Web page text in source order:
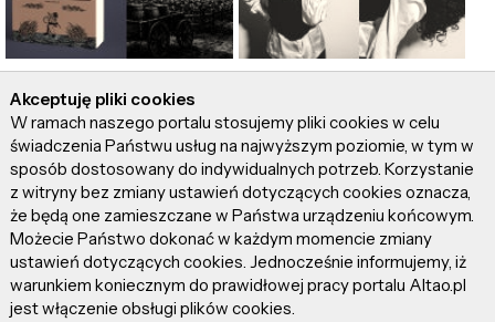
"James" – niewolnik,
który chciał być
Człowiekiem!
posłuchaj
najnowszego singla
Natalii MOT
Akceptuję pliki cookies
W ramach naszego portalu stosujemy pliki cookies w celu
świadczenia Państwu usług na najwyższym poziomie, w tym w
sposób dostosowany do indywidualnych potrzeb. Korzystanie
z witryny bez zmiany ustawień dotyczących cookies oznacza,
że będą one zamieszczane w Państwa urządzeniu końcowym.
Możecie Państwo dokonać w każdym momencie zmiany
ustawień dotyczących cookies. Jednocześnie informujemy, iż
warunkiem koniecznym do prawidłowej pracy portalu Altao.pl
jest włączenie obsługi plików cookies.